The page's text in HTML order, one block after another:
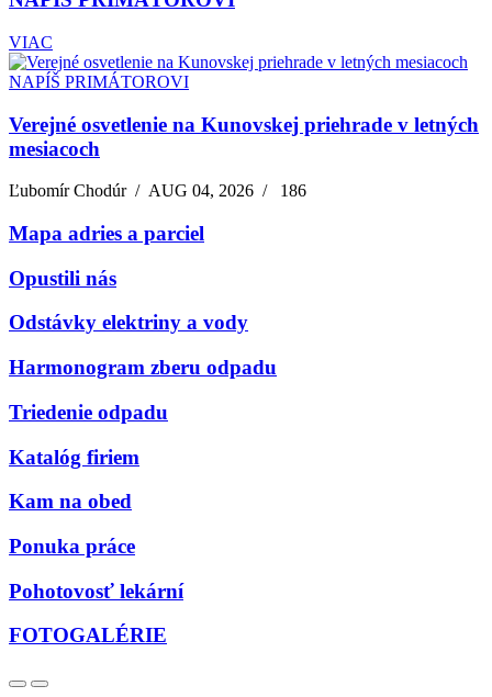
VIAC
NAPÍŠ PRIMÁTOROVI
Verejné osvetlenie na Kunovskej priehrade v letných
mesiacoch
Ľubomír Chodúr /AUG 04, 2026 / 186
Mapa adries a parciel
Opustili nás
Odstávky elektriny a vody
Harmonogram zberu odpadu
Triedenie odpadu
Katalóg firiem
Kam na obed
Ponuka práce
Pohotovosť lekární
FOTOGALÉRIE